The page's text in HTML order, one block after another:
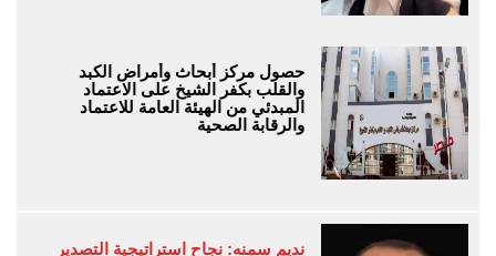
حصول مركز أبحاث وأمراض الكبد
والقلب بكفر الشيخ على الاعتماد
المبدئي من الهيئة العامة للاعتماد
والرقابة الصحية
نديم سمنه: نجاح استراتيجية التصدير